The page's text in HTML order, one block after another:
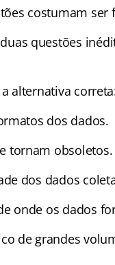
costumam ser
questões
alternativa
dos dados.
tornam obsoletos.
dos dados
onde os dados
de grandes